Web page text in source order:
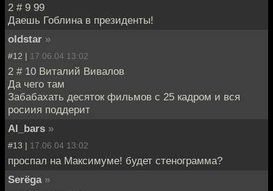
2 # 9 99
Даешь Гоблина в президенты!
oldstar »
#12 | 17.06.04 13:02
2 # 10 Виталий Вивалов
Да чего там
Забабахать десяток фильмов с 25 кадром и вся
росиия поддерит
Al_bars »
#13 | 17.06.04 13:02
проспал на Максимуме! будет стенограмма?
Serёga »